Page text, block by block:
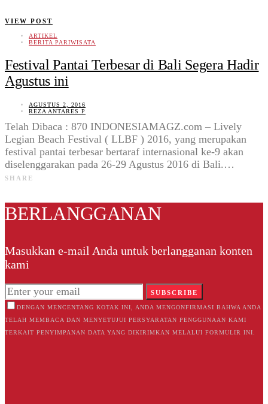
VIEW POST
ARTIKEL
BERITA PARIWISATA
Festival Pantai Terbesar di Bali Segera Hadir
Agustus ini
AGUSTUS 2, 2016
REZA ANTARES P
Telah Dibaca : 870 INDONESIAMAGZ.com – Lively
Legian Beach Festival ( LLBF ) 2016, yang merupakan
festival pantai terbesar bertaraf internasional ke-9 akan
diselenggarakan pada 26-29 Agustus 2016 di Bali.…
SHARE
BERLANGGANAN
Masukkan e-mail Anda untuk berlangganan konten
kami
SUBSCRIBE
DENGAN MENCENTANG KOTAK INI, ANDA MENGONFIRMASI BAHWA ANDA
TELAH MEMBACA DAN MENYETUJUI PERSYARATAN PENGGUNAAN KAMI
TERKAIT PENYIMPANAN DATA YANG DIKIRIMKAN MELALUI FORMULIR INI.